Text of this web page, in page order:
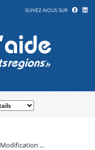
SUIVEZ-NOUS SUR
...